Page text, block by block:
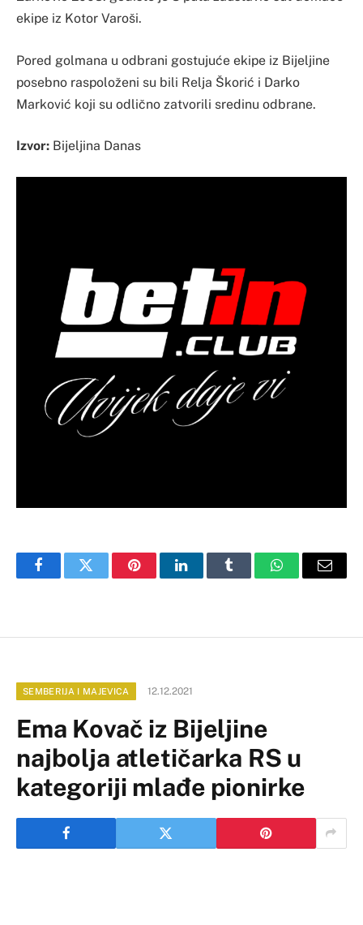
ekipe iz Kotor Varoši.
Pored golmana u odbrani gostujuće ekipe iz Bijeljine
posebno raspoloženi su bili Relja Škorić i Darko
Marković koji su odlično zatvorili sredinu odbrane.
Izvor: Bijeljina Danas
FacebookTwitter PinterestLinkedInTumblr WhatsAppEmail
SEMBERIJA I MAJEVICA 12.12.2021
Ema Kovač iz Bijeljine
najbolja atletičarka RS u
kategoriji mlađe pionirke